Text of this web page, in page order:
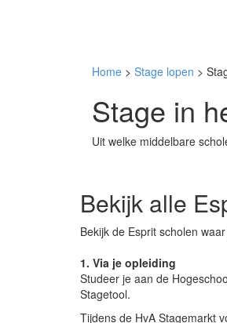
Home > Stage lopen >
Stage in
Uit welke middelbare
Bekijk alle
Bekijk de Esprit scholen
1. Via je opleiding
Studeer je aan de
Stagetool.
Tijdens de HvA Stagemarkt